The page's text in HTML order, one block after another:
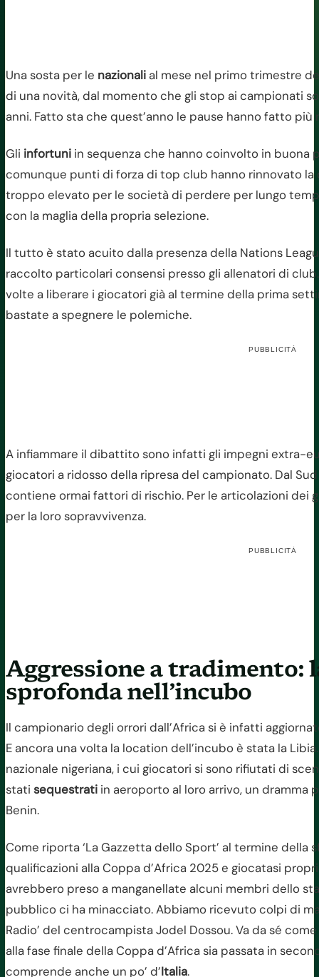
Una sosta per le nazionali al mese nel primo trimestre
di una novità, dal momento che gli stop ai campionati
anni. Fatto sta che quest’anno le pause hanno fatto più
Gli infortuni in sequenza che hanno coinvolto in buona
comunque punti di forza di top club hanno rinnovato la
troppo elevato per le società di perdere per lungo
con la maglia della propria selezione.
Il tutto è stato acuito dalla presenza della Nations
raccolto particolari consensi presso gli allenatori di
volte a liberare i giocatori già al termine della prima
bastate a spegnere le polemiche.
PUBBLICITÀ
A infiammare il dibattito sono infatti gli impegni extra-
giocatori a ridosso della ripresa del campionato. Dal
contiene ormai fattori di rischio. Per le articolazioni dei
per la loro sopravvivenza.
PUBBLICITÀ
Aggressione a tradimento:
sprofonda nell’incubo
Il campionario degli orrori dall’Africa si è infatti
E ancora una volta la location dell’incubo è stata la
nazionale nigeriana, i cui giocatori si sono rifiutati di
stati sequestrati in aeroporto al loro arrivo, un dramma
Benin.
Come riporta ‘La Gazzetta dello Sport’ al termine della
qualificazioni alla Coppa d’Africa 2025 e giocatasi
avrebbero preso a manganellate alcuni membri dello
pubblico ci ha minacciato. Abbiamo ricevuto colpi di
Radio’ del centrocampista Jodel Dossou. Va da sé
alla fase finale della Coppa d’Africa sia passata in
comprende anche un po’ d’Italia.